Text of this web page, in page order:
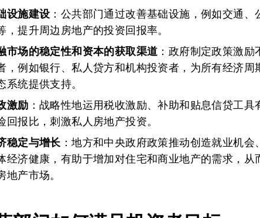
设施建设 ：公共部门通过改善基础设施，例如交通、
，提升周边房地产的投资回报率。
市场的稳定性和资本的获取渠道 ：政府制定政策激
，例如银行、私人贷方和机构投资者，为所有经济周
系统提供支持。
激励 ：战略性地运用税收激励、补助和贴息信贷工具
回报比，刺激私人房地产投资。
稳定与增长 ：地方和中央政府政策推动创造就业机
经济健康，有助于增加对住宅和商业地产的需求，从
地产市场。